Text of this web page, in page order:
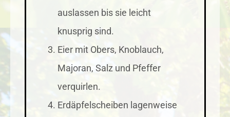
auslassen bis sie leicht
knusprig sind.
Eier mit Obers, Knoblauch,
Majoran, Salz und Pfeffer
verquirlen.
Erdäpfelscheiben lagenweise